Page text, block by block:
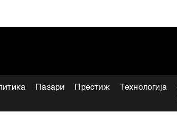
Пазари Престиж Технологија